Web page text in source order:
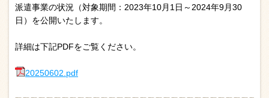
お問い合わせ
派遣事業の状況（対象期間：2023年10月1日～2024年9月30
日）を公開いたします。
詳細は下記PDFをご覧ください。
20250602.pdf